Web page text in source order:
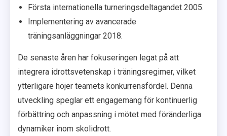
Första internationella turneringsdeltagandet 2005.
Implementering av avancerade
träningsanläggningar 2018.
De senaste åren har fokuseringen legat på att
integrera idrottsvetenskap i träningsregimer, vilket
ytterligare höjer teamets konkurrensfördel. Denna
utveckling speglar ett engagemang för kontinuerlig
förbättring och anpassning i mötet med föränderliga
dynamiker inom skolidrott.